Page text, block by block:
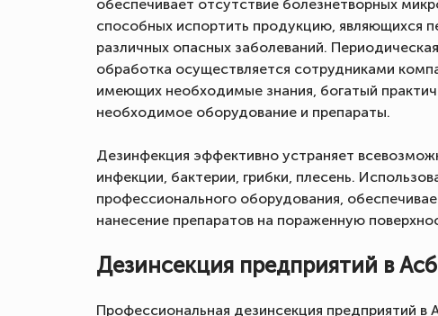
обеспечивает отсутствие болезнетворных
способных испортить продукцию, являющихся
различных опасных заболеваний.
обработка осуществляется сотрудниками
имеющих необходимые знания, богатый
необходимое оборудование и препараты.
Дезинфекция эффективно устраняет
инфекции, бактерии, грибки, плесень.
профессионального оборудования,
нанесение препаратов на пораженную
Дезинсекция предприятий в
Профессиональная дезинсекция предприятий в